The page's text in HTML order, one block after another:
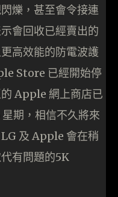
爍，甚至會令接連
會回收已經賣出的
高效能的防電波護
Store 已經開始停
Apple 網上商店已
期，相信不久將來
及 Apple 會在稍
有問題的5K